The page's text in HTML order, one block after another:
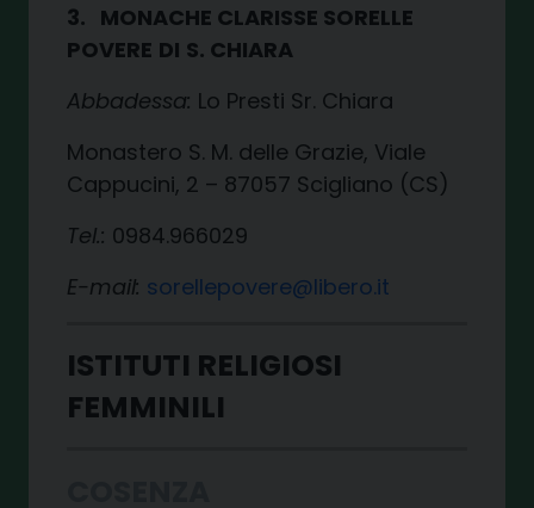
3. MONACHE CLARISSE SORELLE
POVERE DI S. CHIARA
Abbadessa: Lo Presti Sr. Chiara
Monastero S. M. delle Grazie, Viale
Cappucini, 2 – 87057 Scigliano (CS)
Tel.: 0984.966029
E-mail: sorellepovere@libero.it
ISTITUTI RELIGIOSI
FEMMINILI